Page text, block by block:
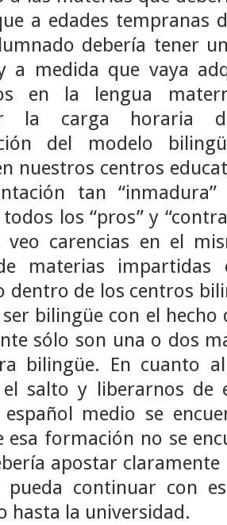
a edades tempranas
debería tener
a medida que vaya
en la lengua
la carga horaria
del modelo
nuestros centros
tan
los “pros” y
veo carencias en el
de materias
dentro de los centros
bilingüe con el
sólo son una o dos
bilingüe. En cuanto
salto y liberarnos de
medio se
esa formación no se
apostar
continuar con
hasta la universidad.